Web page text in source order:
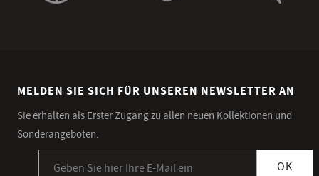
MELDEN SIE SICH FÜR UNSEREN NEWSLETTER AN
Sie erhalten als Erster Zugang zu allen neuen Kollektionen und
Sonderangeboten.
OK